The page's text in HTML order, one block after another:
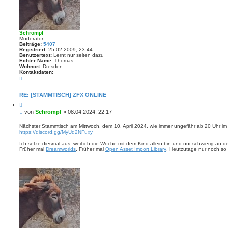
Schrompf
Moderator
Beiträge: 5407
Registriert: 25.02.2009, 23:44
Benutzertext: Lernt nur selten dazu
Echter Name: Thomas
Wohnort: Dresden
Kontaktdaten:
t
t
t
e
v
o
o
m
p
RE: [STAMMTISCH] ZFX ONLINE
i
t
e
r
n
B
i
t
a
von Schrompf » 08.04.2024, 22:17
Nächster Stammtisch am Mittwoch, dem 10. April 2024, wie immer ungefähr ab 20 Uhr
https://discord.gg/MyUd2NFuxy
Ich setze diesmal aus, weil ich die Woche mit dem Kind allein bin und nur schwierig an
Früher mal Dreamworlds . Früher mal Open Asset Import Library . Heutzutage nur noch